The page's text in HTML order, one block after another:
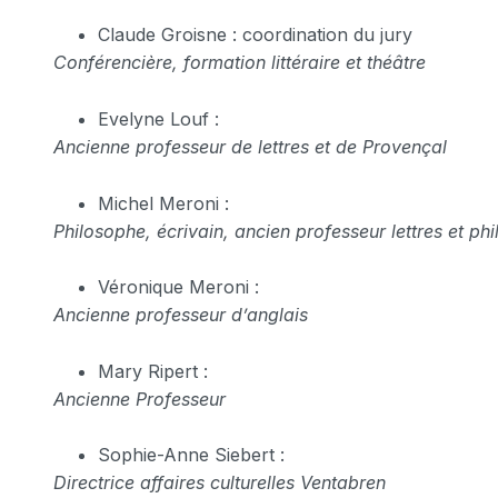
Claude Groisne : coordination du jury
Conférencière, formation littéraire et théâtre
Evelyne Louf :
Ancienne professeur de lettres et de Provençal
Michel Meroni :
Philosophe, écrivain, ancien professeur lettres et
Véronique Meroni :
Ancienne professeur d’anglais
Mary Ripert :
Ancienne Professeur
Sophie-Anne Siebert :
Directrice affaires culturelles Ventabren